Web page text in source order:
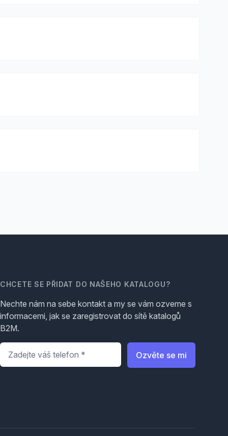
CHCETE SE PŘIDAT DO NAŠEHO KATALOGU?
Nechte nám na sebe kontakt a my se vám ozveme s
informacemi, jak se zaregistrovat do sítě katalogů
B2M.
Telefon
Ozvěte se mi